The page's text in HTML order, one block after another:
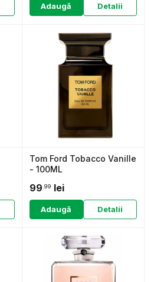
Adaugă Detalii
Tom Ford Tobacco Vanille
- 100ML
99 .99 lei
Adaugă Detalii